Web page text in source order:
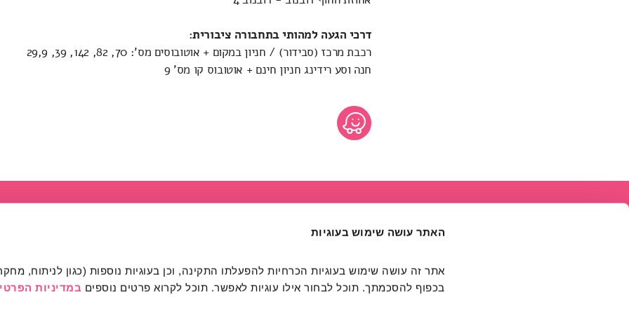
האתר עושה שימוש בעוגיות
בכפוף להסכמתך. תוכל לבחור אילו עוגיות לאפשר. תוכל לקרוא פרטים נוספים במדיניות
דרכי הגעה למהותי בתחבורה ציבורית:
רכבת מרכז (סבידור) / חניון במקום + אוטובוסים מס': 70, 82, 142, 39, 29,9
חנה וסע רידינג חניון חינם + אוטובוס קו מס' 9
מרחב מהותי הרשמה /